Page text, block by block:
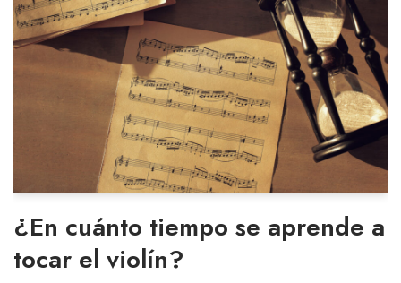
¿En cuánto tiempo se aprende a
tocar el violín?